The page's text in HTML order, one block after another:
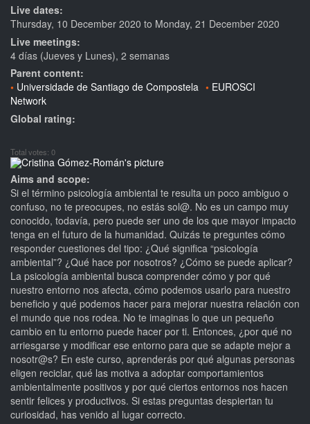
Live dates:
Thursday, 10 December 2020 to Monday, 21 December 2020
Live meetings:
4 días (Jueves y Lunes), 2 semanas
Parent content:
Universidade de Santiago de Compostela
EUROSCI
Network
Global rating:
Total votes: 0
Aims and scope:
Si el término psicología ambiental te resulta un poco ambiguo o
confuso, no te preocupes, no estás sol@. No es un campo muy
conocido, todavía, pero puede ser uno de los que mayor impacto
tenga en el futuro de la humanidad. Quizás te preguntes cómo
responder cuestiones del tipo: ¿Qué significa “psicología
ambiental”? ¿Qué hace por nosotros? ¿Cómo se puede aplicar?
La psicología ambiental busca comprender cómo y por qué
nuestro entorno nos afecta, cómo podemos usarlo para nuestro
beneficio y qué podemos hacer para mejorar nuestra relación con
el mundo que nos rodea. No te imaginas lo que un pequeño
cambio en tu entorno puede hacer por ti. Entonces, ¿por qué no
arriesgarse y modificar ese entorno para que se adapte mejor a
nosotr@s? En este curso, aprenderás por qué algunas personas
eligen reciclar, qué las motiva a adoptar comportamientos
ambientalmente positivos y por qué ciertos entornos nos hacen
sentir felices y productivos. Si estas preguntas despiertan tu
curiosidad, has venido al lugar correcto.